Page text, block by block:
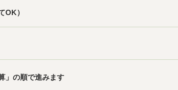
OK）
の順で進みます